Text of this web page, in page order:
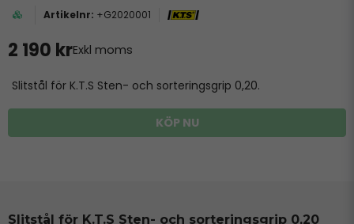
+G2020001
2 190 krExkl moms
Slitstål för K.T.S Sten- och sorteringsgrip 0,20.
KÖP NU
Slitstål för K.T.S Sten- och sorteringsgrip 0,20